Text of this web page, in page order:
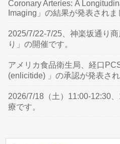
Coronary Arteries: A
Imaging」の結果が発表されま
2025/7/22-7/25、神楽坂通り
り」の開催です。
アメリカ食品衛生局、経口
(enlicitide) 」の承認が発表され
2026/7/18（土）11:00-12:30
療です。